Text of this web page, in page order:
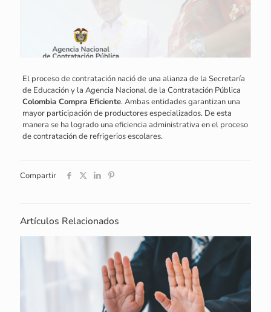
El proceso de contratación nació de una alianza de la Secretaría
de Educación y la Agencia Nacional de la Contratación Pública
Colombia Compra Eficiente. Ambas entidades garantizan una
mayor participación de productores especializados. De esta
manera se ha logrado una eficiencia administrativa en el proceso
de contratación de refrigerios escolares.
Compartir
Artículos Relacionados